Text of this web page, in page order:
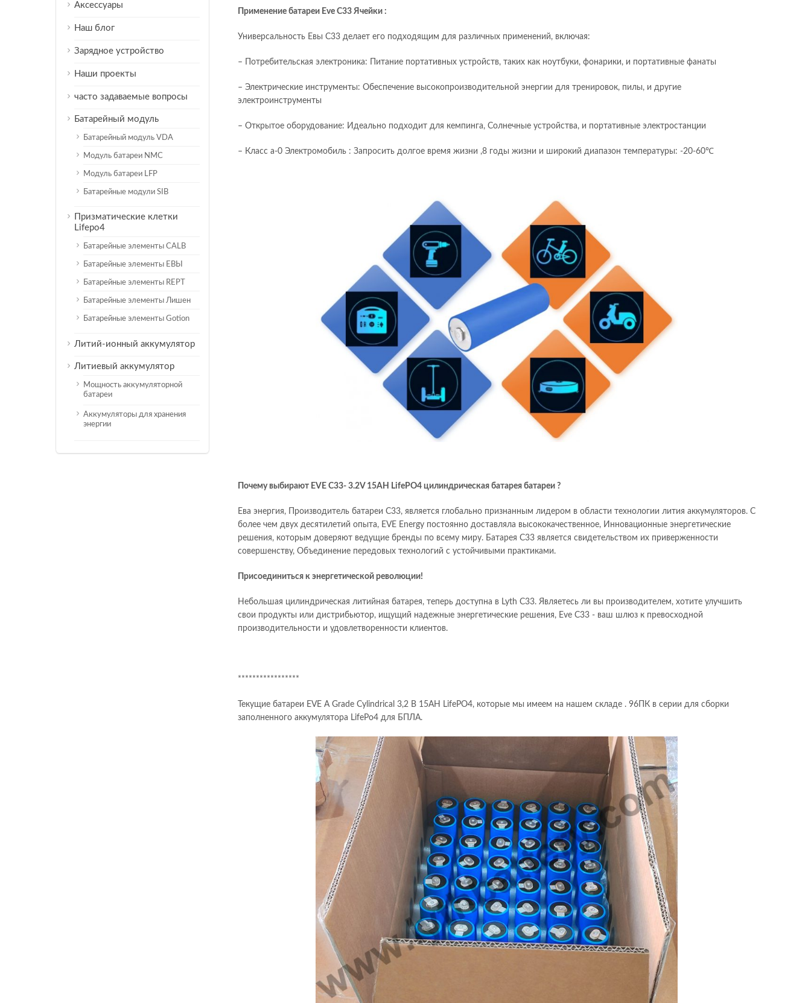
Применение батареи Eve C33Ячейки:
Универсальность Евы C33 делает его подходящим для различных применений, включая:
– Потребительская электроника: Питание портативных устройств, таких как ноутбуки, фонарики, и портативные фанаты
– Электрические инструменты: Обеспечение высокопроизводительной энергии для тренировок, пилы, и другие
электроинструменты
– Открытое оборудование: Идеально подходит для кемпинга, Солнечные устройства, и портативные электростанции
– Класс а-0 Электромобиль : Запросить долгое время жизни ,8 годы жизни и широкий диапазон температуры: -20-60℃
Почему выбирают EVE C33- 3.2V 15AH LifePO4 цилиндрическая батарея батареи ?
Ева энергия, Производитель батареи C33, является глобально признанным лидером в области технологии лития аккумуляторов. С
более чем двух десятилетий опыта, EVE Energy постоянно доставляла высококачественное, Инновационные энергетические
решения, которым доверяют ведущие бренды по всему миру. Батарея C33 является свидетельством их приверженности
совершенству, Объединение передовых технологий с устойчивыми практиками.
Присоединиться к энергетической революции!
Небольшая цилиндрическая литийная батарея, теперь доступна в Lyth C33. Являетесь ли вы производителем, хотите улучшить
свои продукты или дистрибьютор, ищущий надежные энергетические решения, Eve C33 - ваш шлюз к превосходной
производительности и удовлетворенности клиентов.
*****************
Текущие батареи EVE A Grade Cylindrical 3,2 В 15AH LifePO4, которые мы имеем на нашем складе . 96ПК в серии для сборки
заполненного аккумулятора LifePo4 для БПЛА.
Аксессуары
Наш блог
Зарядное устройство
Наши проекты
часто задаваемые вопросы
Батарейный модуль
Батарейный модуль VDA
Модуль батареи NMC
Модуль батареи LFP
Батарейные модули SIB
Призматические клетки
Lifepo4
Батарейные элементы CALB
Батарейные элементы ЕВЫ
Батарейные элементы REPT
Батарейные элементы Лишен
Батарейные элементы Gotion
Литий-ионный аккумулятор
Литиевый аккумулятор
Мощность аккумуляторной
батареи
Аккумуляторы для хранения
энергии